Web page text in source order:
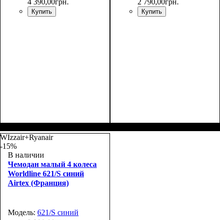
4 390,00грн.
Купить
76х47х28+5
2 790,00грн.
Купить
WIzzair+Ryanair
-15%
В наличии
Чемодан малый 4 колеса
Worldline 621/S синий
Airtex (Франция)
Модель: 621/S синий